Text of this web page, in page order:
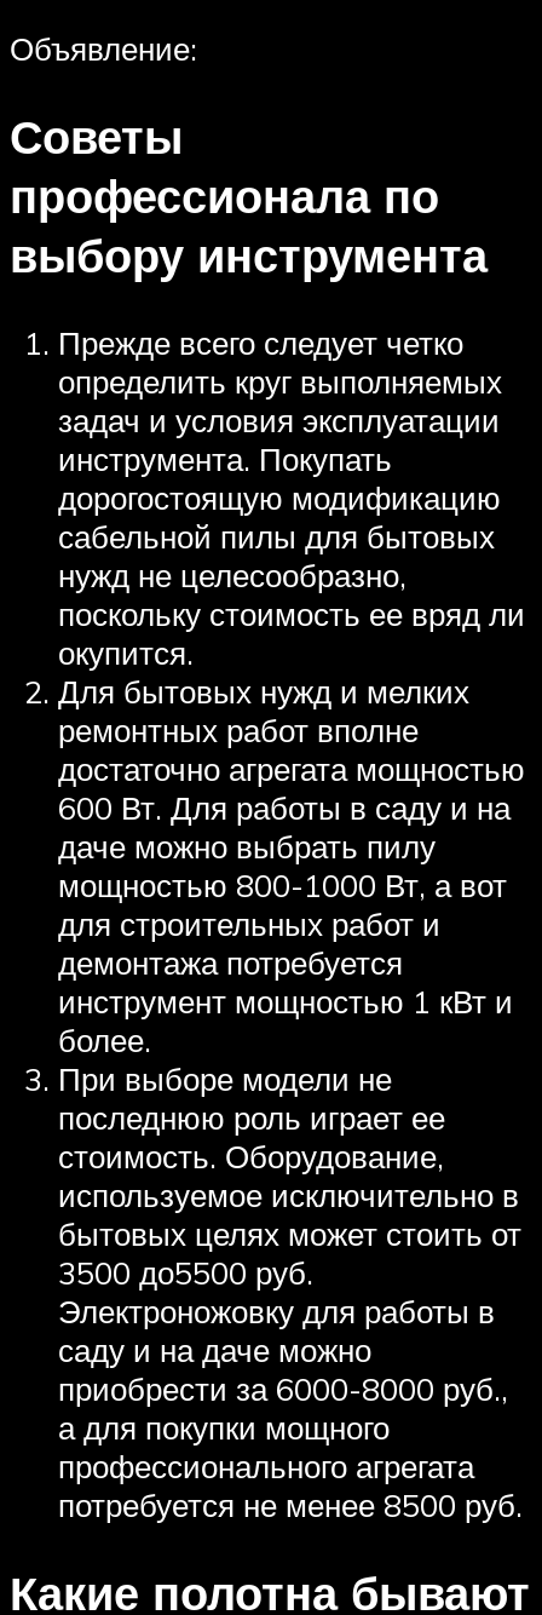
Объявление:
Советы
профессионала по
выбору инструмента
Прежде всего следует четко
определить круг выполняемых
задач и условия эксплуатации
инструмента. Покупать
дорогостоящую модификацию
сабельной пилы для бытовых
нужд не целесообразно,
поскольку стоимость ее вряд ли
окупится.
Для бытовых нужд и мелких
ремонтных работ вполне
достаточно агрегата мощностью
600 Вт. Для работы в саду и на
даче можно выбрать пилу
мощностью 800-1000 Вт, а вот
для строительных работ и
демонтажа потребуется
инструмент мощностью 1 кВт и
более.
При выборе модели не
последнюю роль играет ее
стоимость. Оборудование,
используемое исключительно в
бытовых целях может стоить от
3500 до5500 руб.
Электроножовку для работы в
саду и на даче можно
приобрести за 6000-8000 руб.,
а для покупки мощного
профессионального агрегата
потребуется не менее 8500 руб.
Какие полотна бывают